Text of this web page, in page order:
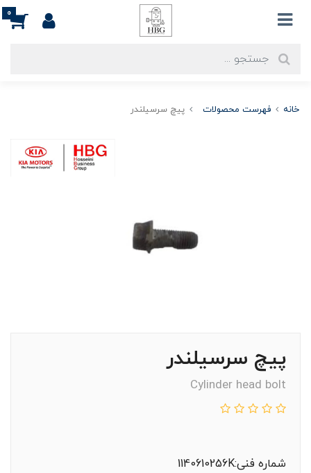
0
خانه فهرست محصولات پیچ سرسیلندر
پیچ سرسیلندر
Cylinder head bolt
شماره فنی:1140610256K